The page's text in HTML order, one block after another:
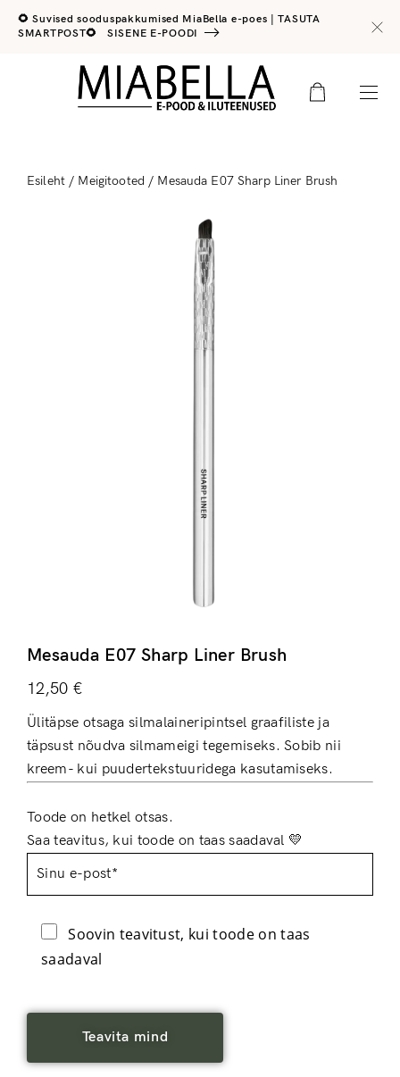
🌻 Suvised sooduspakkumised MiaBella e-poes | TASUTA
SMARTPOST🌻
SISENE E-POODI
Esileht/ Meigitooted / Mesauda E07 Sharp Liner Brush
Mesauda E07 Sharp Liner Brush
12,50 €
Ülitäpse otsaga silmalaineripintsel graafiliste ja
täpsust nõudva silmameigi tegemiseks. Sobib nii
kreem- kui puudertekstuuridega kasutamiseks.
Toode on hetkel otsas.
Saa teavitus, kui toode on taas saadaval 💛
Soovin teavitust, kui toode on taas
saadaval